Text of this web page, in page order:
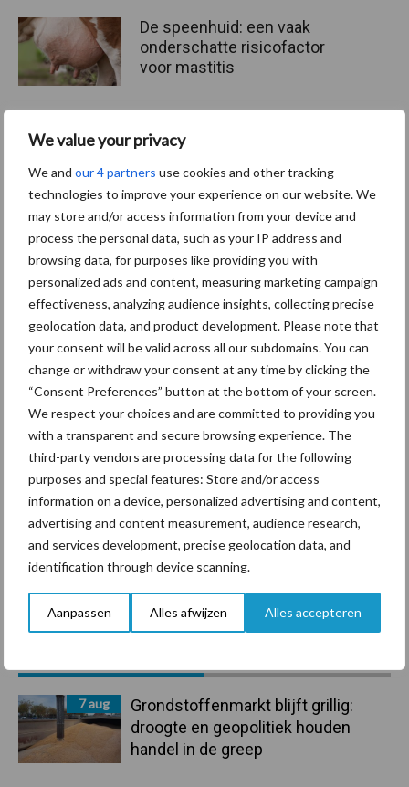
We value your privacy
We and our 4 partners use cookies and other tracking
technologies to improve your experience on our website. We
may store and/or access information from your device and
process the personal data, such as your IP address and
browsing data, for purposes like providing you with
personalized ads and content, measuring marketing campaign
effectiveness, analyzing audience insights, collecting precise
geolocation data, and product development. Please note that
your consent will be valid across all our subdomains. You can
change or withdraw your consent at any time by clicking the
“Consent Preferences” button at the bottom of your screen.
We respect your choices and are committed to providing you
with a transparent and secure browsing experience. The
third-party vendors are processing data for the following
purposes and special features: Store and/or access
information on a device, personalized advertising and content,
advertising and content measurement, audience research,
and services development, precise geolocation data, and
identification through device scanning.
Aanpassen Alles afwijzen Alles accepteren
Sidebar
7 aug
Grondstoffenmarkt blijft grillig:
droogte en geopolitiek houden
handel in de greep
De speenhuid: een vaak
onderschatte risicofactor
voor mastitis
ForFarmers ziet volume en
marktaandeel groeien in
krimpende Nederlandse
markt
Themapagina's
Diergezondheid Bemesting Fokkerij
Mastitis Hittestress
Toon meer